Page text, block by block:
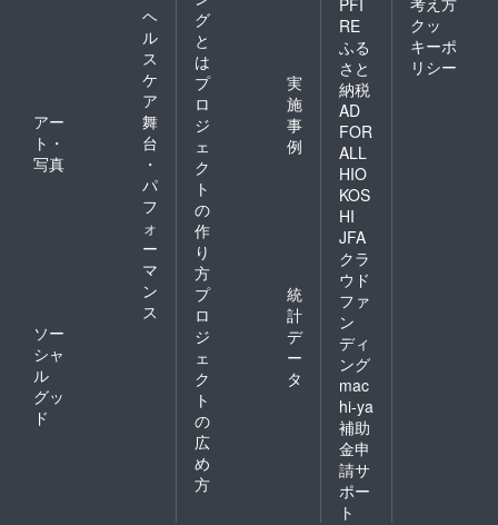
ヘ
ル
ス
ケ
ア
アー
ト・
写真
舞
台
・
パ
フ
ォ
ー
マ
ン
ス
ソー
シャ
ル
グッ
ド
グ
と
は
プ
ロ
ジ
ェ
ク
ト
の
作
り
方
実
施
事
例
プ
ロ
ジ
ェ
ク
ト
の
広
め
方
統
計
デ
ー
タ
PFI
RE
ふる
さと
納税
AD
FOR
ALL
HIO
KOS
HI
JFA
クラ
ウド
ファ
ン
ディ
ング
mac
hi-ya
補助
金申
請サ
ポー
ト
クッ
キーポ
リシー